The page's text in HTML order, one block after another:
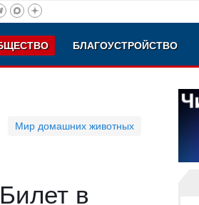
БЛАГОУСТРОЙСТВО
Мир домашних животных
в